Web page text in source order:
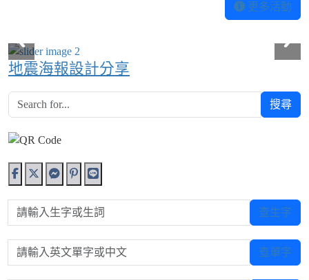
更多活動
地震海報設計分享
搜尋
請輸入生字或生詞 查生字
請輸入英文單字或中文 查單字